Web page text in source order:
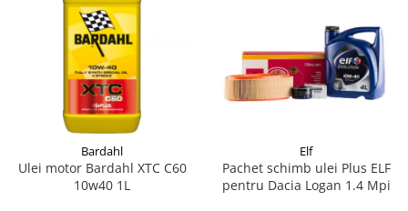
Bardahl
Ulei motor Bardahl XTC C60
10w40 1L
Elf
Pachet schimb ulei Plus ELF
pentru Dacia Logan 1.4 Mpi